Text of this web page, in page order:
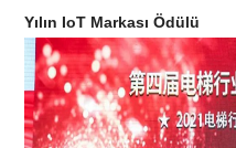
Yılın IoT Markası Ödülü